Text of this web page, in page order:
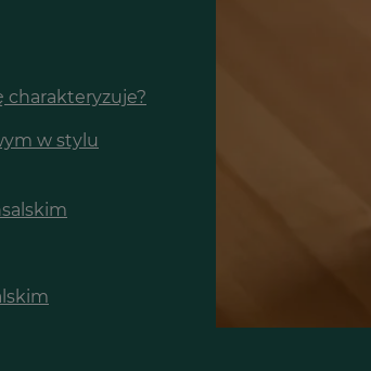
charakteryzuje?
w stylu